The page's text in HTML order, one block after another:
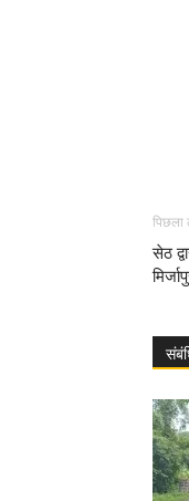
सेठ